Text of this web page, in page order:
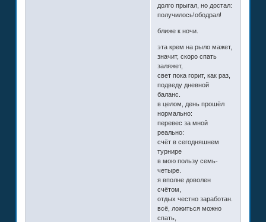
долго прыгал, но достал:
получилось!ободрал!
ближе к ночи.
эта крем на рыло мажет,
значит, скоро спать
заляжет,
свет пока горит, как раз,
подведу дневной
баланс.
в целом, день прошёл
нормально:
перевес за мной
реально:
счёт в сегодняшнем
турнире
в мою пользу семь-
четыре.
я вполне доволен
счётом,
отдых честно заработан.
всё, ложиться можно
спать,